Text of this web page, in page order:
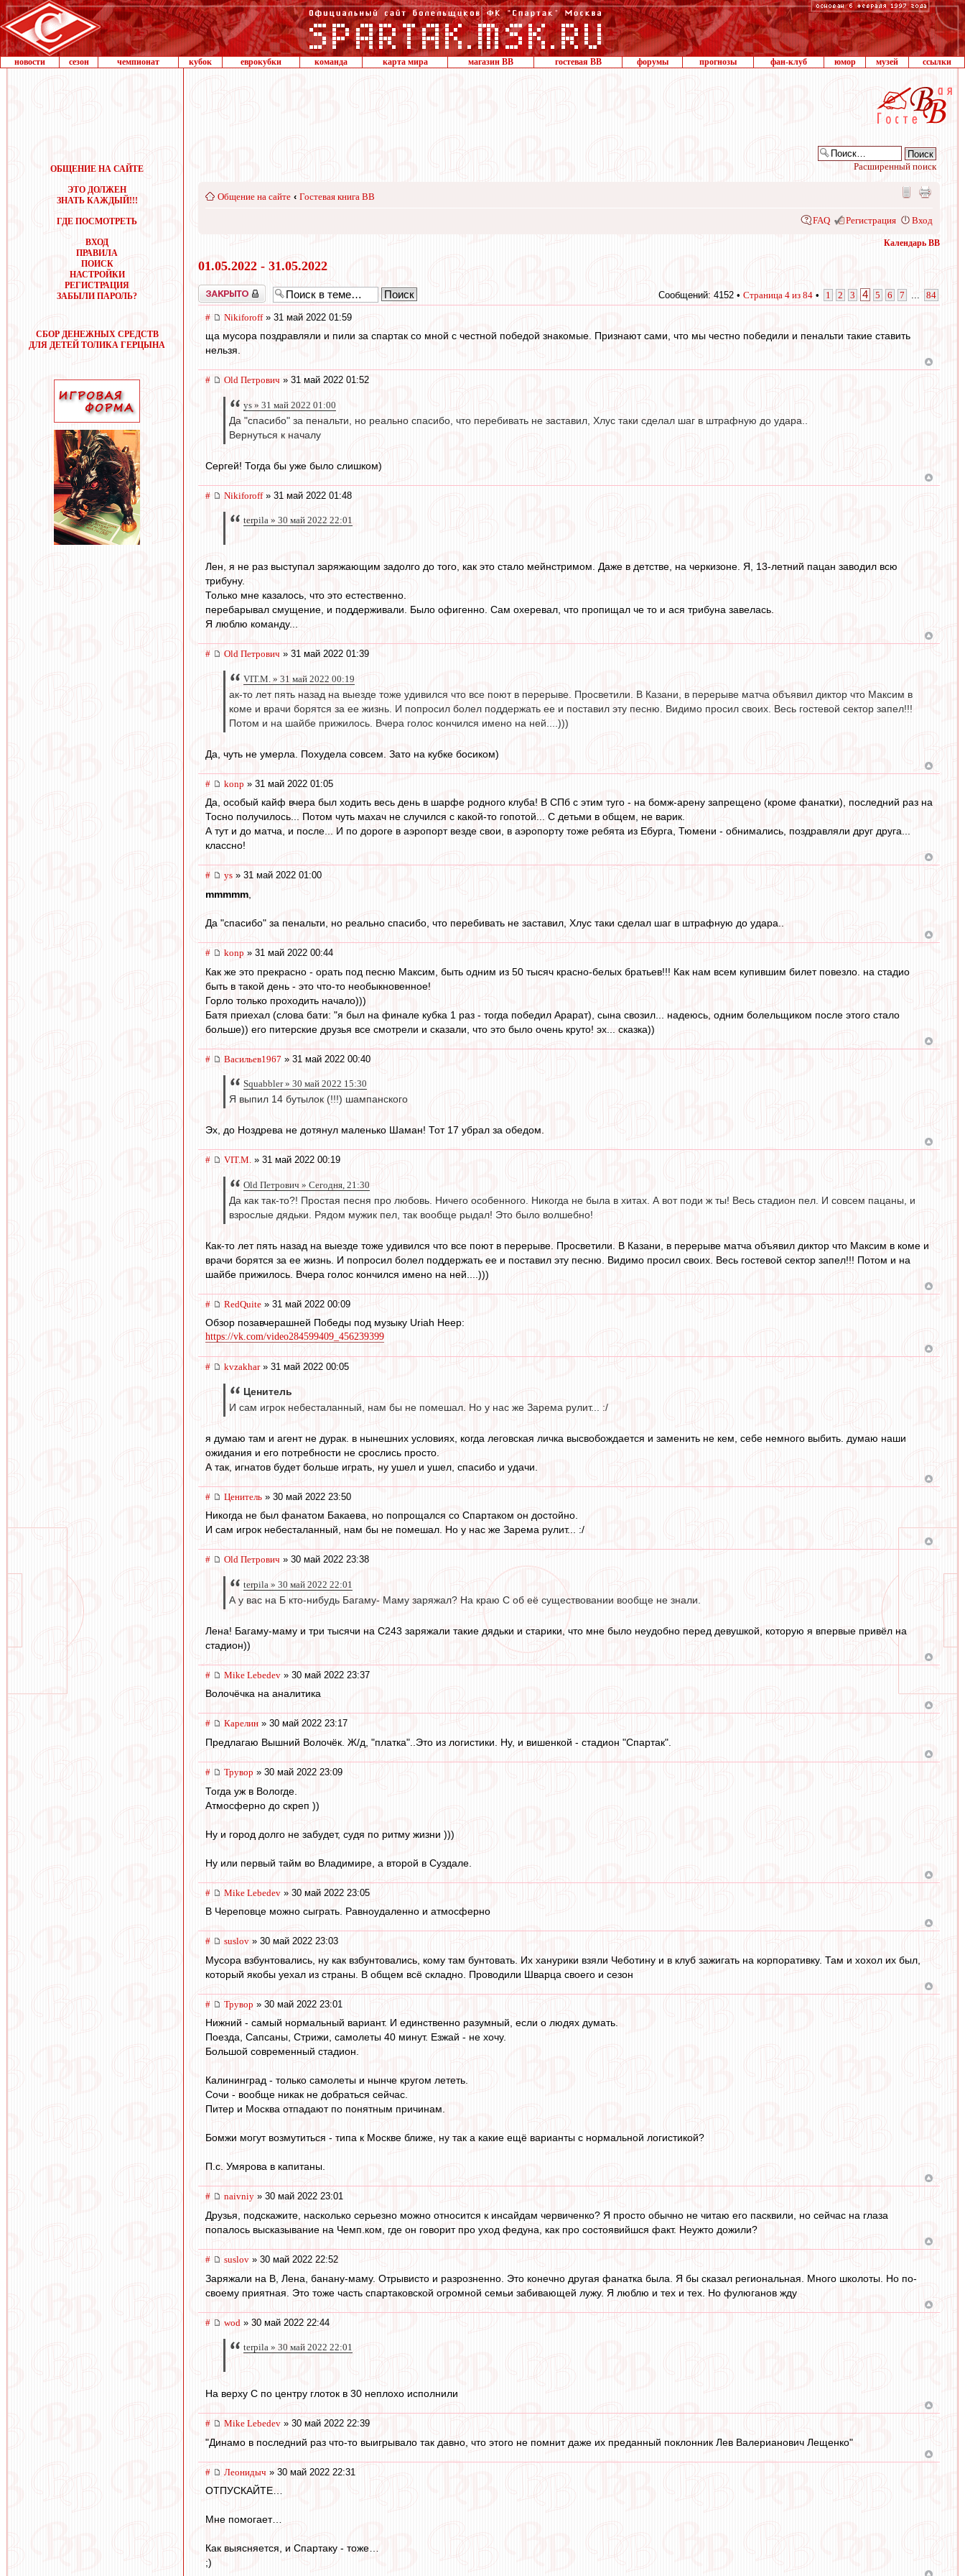
новости сезон чемпионат кубок еврокубки команда карта мира магазин ВВ гостевая ВВ форумы прогнозы фан-клуб юмор музей ссылки
ОБЩЕНИЕ НА САЙТЕ
ЭТО ДОЛЖЕН
ЗНАТЬ КАЖДЫЙ!!!
ГДЕ ПОСМОТРЕТЬ
ВХОД
ПРАВИЛА
ПОИСК
НАСТРОЙКИ
РЕГИСТРАЦИЯ
ЗАБЫЛИ ПАРОЛЬ?
СБОР ДЕНЕЖНЫХ СРЕДСТВ
ДЛЯ ДЕТЕЙ ТОЛИКА ГЕРЦЫНА
Расширенный поиск
Общение на сайте ‹ Гостевая книга ВВ
FAQ Регистрация Вход
Календарь ВВ
01.05.2022 - 31.05.2022
Закрыто Сообщений: 4152 • Страница 4 из 84 • 1 2 3 4 5 6 7 84
# Nikiforoff» 31 май 2022 01:59
ща мусора поздравляли и пили за спартак со мной с честной победой знакомые. Признают сами, что мы честно победили и пенальти такие ставить
нельзя.
# Old Петрович » 31 май 2022 01:52
ys » 31 май 2022 01:00
Да "спасибо" за пенальти, но реально спасибо, что перебивать не заставил, Хлус таки сделал шаг в штрафную до удара..
Вернуться к началу
Сергей! Тогда бы уже было слишком)
# Nikiforoff» 31 май 2022 01:48
terpila » 30 май 2022 22:01
Лен, я не раз выступал заряжающим задолго до того, как это стало мейнстримом. Даже в детстве, на черкизоне. Я, 13-летний пацан заводил всю
трибуну.
Только мне казалось, что это естественно.
перебарывал смущение, и поддерживали. Было офигенно. Сам охеревал, что пропищал че то и ася трибуна завелась.
Я люблю команду...
# Old Петрович » 31 май 2022 01:39
VIT.M. » 31 май 2022 00:19
ак-то лет пять назад на выезде тоже удивился что все поют в перерыве. Просветили. В Казани, в перерыве матча объявил диктор что Максим в
коме и врачи борятся за ее жизнь. И попросил болел поддержать ее и поставил эту песню. Видимо просил своих. Весь гостевой сектор запел!!!
Потом и на шайбе прижилось. Вчера голос кончился имено на ней....)))
Да, чуть не умерла. Похудела совсем. Зато на кубке босиком)
# konp » 31 май 2022 01:05
Да, особый кайф вчера был ходить весь день в шарфе родного клуба! В СПб с этим туго - на бомж-арену запрещено (кроме фанатки), последний раз на
Тосно получилось... Потом чуть махач не случился с какой-то гопотой... С детьми в общем, не варик.
А тут и до матча, и после... И по дороге в аэропорт везде свои, в аэропорту тоже ребята из Ебурга, Тюмени - обнимались, поздравляли друг друга...
классно!
# ys » 31 май 2022 01:00
mmmmm
Да "спасибо" за пенальти, но реально спасибо, что перебивать не заставил, Хлус таки сделал шаг в штрафную до удара..
# konp » 31 май 2022 00:44
Как же это прекрасно - орать под песню Максим, быть одним из 50 тысяч красно-белых братьев!!! Как нам всем купившим билет повезло. на стадио
быть в такой день - это что-то необыкновенное!
Горло только проходить начало)))
Батя приехал (слова бати: "я был на финале кубка 1 раз - тогда победил Арарат), сына свозил... надеюсь, одним болельщиком после этого стало
больше)) его питерские друзья все смотрели и сказали, что это было очень круто! эх... сказка))
# Васильев1967 » 31 май 2022 00:40
Squabbler » 30 май 2022 15:30
Я выпил 14 бутылок (!!!) шампанского
Эх, до Ноздрева не дотянул маленько Шаман! Тот 17 убрал за обедом.
# VIT.M. » 31 май 2022 00:19
Old Петрович » Сегодня, 21:30
Да как так-то?! Простая песня про любовь. Ничего особенного. Никогда не была в хитах. А вот поди ж ты! Весь стадион пел. И совсем пацаны, и
взрослые дядьки. Рядом мужик пел, так вообще рыдал! Это было волшебно!
Как-то лет пять назад на выезде тоже удивился что все поют в перерыве. Просветили. В Казани, в перерыве матча объявил диктор что Максим в коме и
врачи борятся за ее жизнь. И попросил болел поддержать ее и поставил эту песню. Видимо просил своих. Весь гостевой сектор запел!!! Потом и на
шайбе прижилось. Вчера голос кончился имено на ней....)))
# RedQuite » 31 май 2022 00:09
Обзор позавчерашней Победы под музыку Uriah Heep:
https://vk.com/video284599409_456239399
# kvzakhar» 31 май 2022 00:05
Ценитель
И сам игрок небесталанный, нам бы не помешал. Но у нас же Зарема рулит... :/
я думаю там и агент не дурак. в нынешних условиях, когда леговская личка высвобождается и заменить не кем, себе немного выбить. думаю наши
ожидания и его потребности не срослись просто.
А так, игнатов будет больше играть, ну ушел и ушел, спасибо и удачи.
# Ценитель » 30 май 2022 23:50
Никогда не был фанатом Бакаева, но попрощался со Спартаком он достойно.
И сам игрок небесталанный, нам бы не помешал. Но у нас же Зарема рулит... :/
# Old Петрович » 30 май 2022 23:38
terpila » 30 май 2022 22:01
А у вас на Б кто-нибудь Багаму- Маму заряжал? На краю С об её существовании вообще не знали.
Лена! Багаму-маму и три тысячи на С243 заряжали такие дядьки и старики, что мне было неудобно перед девушкой, которую я впервые привёл на
стадион))
# Mike Lebedev » 30 май 2022 23:37
Волочёчка на аналитика
# Карелин » 30 май 2022 23:17
Предлагаю Вышний Волочёк. Ж/д, "платка"..Это из логистики. Ну, и вишенкой - стадион "Спартак".
# Трувор » 30 май 2022 23:09
Тогда уж в Вологде.
Атмосферно до скреп ))
Ну и город долго не забудет, судя по ритму жизни )))
Ну или первый тайм во Владимире, а второй в Суздале.
# Mike Lebedev » 30 май 2022 23:05
В Череповце можно сыграть. Равноудаленно и атмосферно
# suslov » 30 май 2022 23:03
Мусора взбунтовались, ну как взбунтовались, кому там бунтовать. Их ханурики взяли Чеботину и в клуб зажигать на корпоративку. Там и хохол их был,
который якобы уехал из страны. В общем всё складно. Проводили Шварца своего и сезон
# Трувор » 30 май 2022 23:01
Нижний - самый нормальный вариант. И единственно разумный, если о людях думать.
Поезда, Сапсаны, Стрижи, самолеты 40 минут. Езжай - не хочу.
Большой современный стадион.
Калининград - только самолеты и нынче кругом лететь.
Сочи - вообще никак не добраться сейчас.
Питер и Москва отпадают по понятным причинам.
Бомжи могут возмутиться - типа к Москве ближе, ну так а какие ещё варианты с нормальной логистикой?
П.с. Умярова в капитаны.
# naivniy » 30 май 2022 23:01
Друзья, подскажите, насколько серьезно можно относится к инсайдам червиченко? Я просто обычно не читаю его пасквили, но сейчас на глаза
попалось высказывание на Чемп.ком, где он говорит про уход федуна, как про состоявийшся факт. Неужто дожили?
# suslov » 30 май 2022 22:52
Заряжали на В, Лена, банану-маму. Отрывисто и разрозненно. Это конечно другая фанатка была. Я бы сказал региональная. Много школоты. Но по-
своему приятная. Это тоже часть спартаковской огромной семьи забивающей лужу. Я люблю и тех и тех. Но фулюганов жду
# wod » 30 май 2022 22:44
terpila » 30 май 2022 22:01
На верху С по центру глоток в 30 неплохо исполнили
# Mike Lebedev » 30 май 2022 22:39
"Динамо в последний раз что-то выигрывало так давно, что этого не помнит даже их преданный поклонник Лев Валерианович Лещенко"
# Леонидыч » 30 май 2022 22:31
ОТПУСКАЙТЕ…
Мне помогает…
Как выясняется, и Спартаку - тоже…
;)